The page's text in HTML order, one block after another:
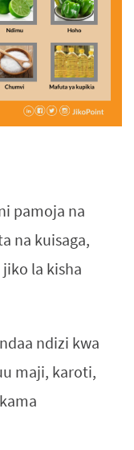
pamoja na
na kuisaga,
la kisha
ndizi kwa
maji, karoti,